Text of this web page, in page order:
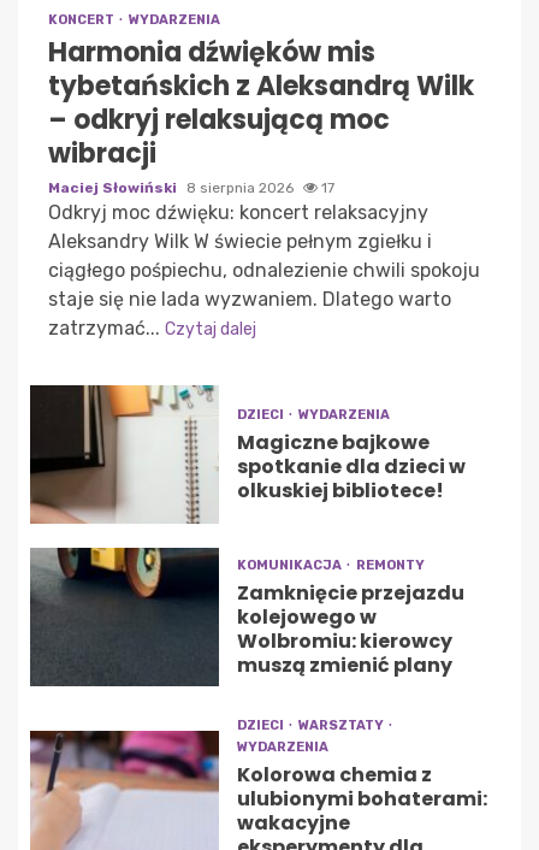
KONCERT WYDARZENIA
Harmonia dźwięków mis
tybetańskich z Aleksandrą Wilk
– odkryj relaksującą moc
wibracji
Maciej Słowiński 8 sierpnia 2026 17
Odkryj moc dźwięku: koncert relaksacyjny
Aleksandry Wilk W świecie pełnym zgiełku i
ciągłego pośpiechu, odnalezienie chwili spokoju
staje się nie lada wyzwaniem. Dlatego warto
zatrzymać... Czytaj dalej
DZIECI WYDARZENIA
Magiczne bajkowe
spotkanie dla dzieci w
olkuskiej bibliotece!
KOMUNIKACJA REMONTY
Zamknięcie przejazdu
kolejowego w
Wolbromiu: kierowcy
muszą zmienić plany
DZIECI
WARSZTATY
WYDARZENIA
Kolorowa chemia z
ulubionymi bohaterami:
wakacyjne